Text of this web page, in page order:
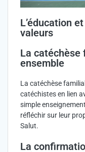
L’éducation
valeurs
La catéchèse
ensemble
La catéchèse
catéchistes en lien
simple
réfléchir sur leur
Salut.
La